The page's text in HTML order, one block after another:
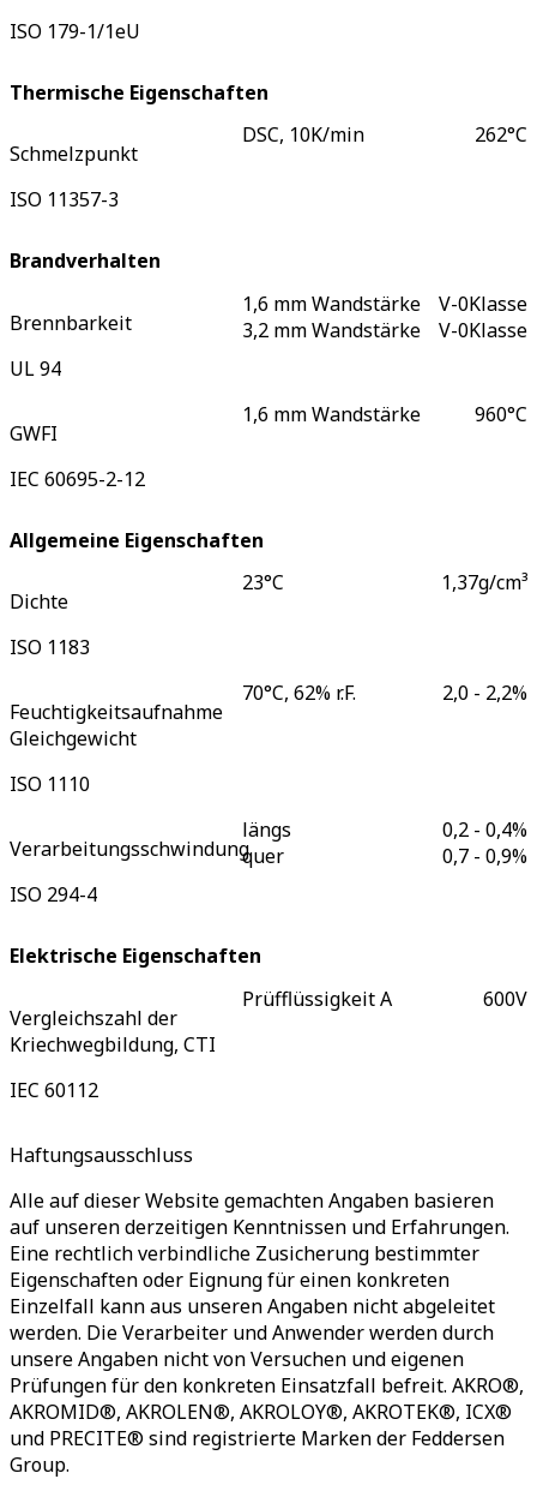
ISO 179-1/1eU
Thermische Eigenschaften
Schmelzpunkt
ISO 11357-3
DSC, 10K/min 262°C
Brandverhalten
Brennbarkeit
UL 94
1,6 mm Wandstärke
3,2 mm Wandstärke
V-0Klasse
V-0Klasse
GWFI
IEC 60695-2-12
1,6 mm Wandstärke 960°C
Allgemeine Eigenschaften
Dichte
ISO 1183
23°C 1,37g/cm³
Feuchtigkeitsaufnahme
Gleichgewicht
ISO 1110
70°C, 62% r.F. 2,0 - 2,2%
Verarbeitungsschwindung
ISO 294-4
längs
quer
0,2 - 0,4%
0,7 - 0,9%
Elektrische Eigenschaften
Vergleichszahl der
Kriechwegbildung, CTI
IEC 60112
Prüfflüssigkeit A 600V
Haftungsausschluss
Alle auf dieser Website gemachten Angaben basieren
auf unseren derzeitigen Kenntnissen und Erfahrungen.
Eine rechtlich verbindliche Zusicherung bestimmter
Eigenschaften oder Eignung für einen konkreten
Einzelfall kann aus unseren Angaben nicht abgeleitet
werden. Die Verarbeiter und Anwender werden durch
unsere Angaben nicht von Versuchen und eigenen
Prüfungen für den konkreten Einsatzfall befreit. AKRO®,
AKROMID®, AKROLEN®, AKROLOY®, AKROTEK®, ICX®
und PRECITE® sind registrierte Marken der Feddersen
Group.